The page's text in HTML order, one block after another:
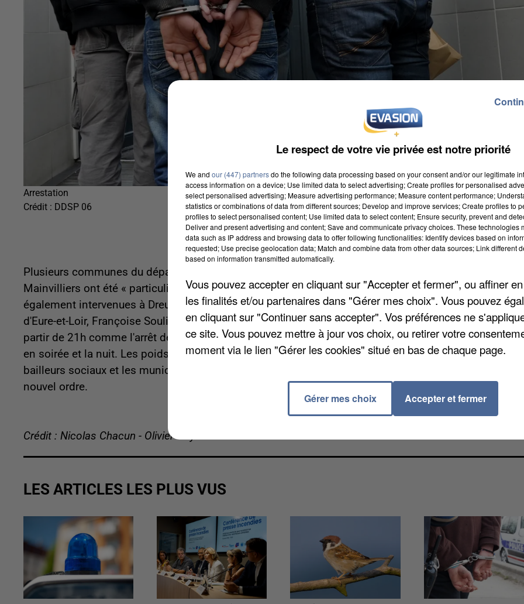
Arrestation
Crédit : DDSP 06
Plusieurs communes du département ont subi des dégâts matériels. Les mairies de Lucé et
Mainvilliers ont été « particulièrement dégradées », indique la préfecture. Les forces de l'ordre sont
également intervenues à Dreux, Vernouillet et Chartres pour tenter de contenir les émeutes. Le préfet
d'Eure-et-Loir, Françoise Souliman, annonce plusieurs mesures qui vont entrer en vigueur dès ce soir
partir de 21h comme l'arrêt des transports en commun dans les agglomérations de Chartres et Dreux
en soirée et la nuit. Les poids lourds devront suivre une déviation nocturne autour de Dreux. Enfin, les
bailleurs sociaux et les municipalités sont appelés à ne pas sortir les containers à poubelle jusqu'à
nouvel ordre.
Crédit : Nicolas Chacun - Olivier Doyen
LES ARTICLES LES PLUS VUS
Le respect de votre vie privée est notre priorité
We and our (447) partnersdo the following data processing based on your consent and/or our legitimate
access information on a device; Use limited data to select advertising; Create profiles for personalised
select personalised advertising; Measure advertising performance; Measure content performance;
statistics or combinations of data from different sources; Develop and improve services; Create profiles to
profiles to select personalised content; Use limited data to select content; Ensure security, prevent and
Deliver and present advertising and content; Save and communicate privacy choices. These technologies
data such as IP address and browsing data to offer following functionalities: Identify devices based on
requested; Use precise geolocation data; Match and combine data from other data sources; Link different
based on information transmitted automatically.
Vous pouvez accepter en cliquant sur "Accepter et fermer", ou affiner
les finalités et/ou partenaires dans "Gérer mes choix". Vous pouvez
en cliquant sur "Continuer sans accepter". Vos préférences ne
ce site. Vous pouvez mettre à jour vos choix, ou retirer votre
moment via le lien "Gérer les cookies" situé en bas de chaque page.
Gérer mes choix Accepter et fermer